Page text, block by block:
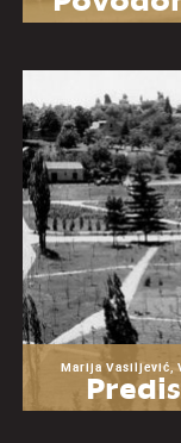
Marija Vasiljević,